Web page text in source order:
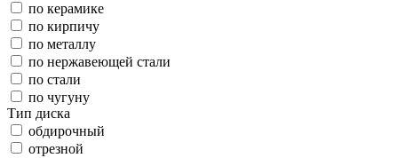
по керамике
по кирпичу
по металлу
по нержавеющей стали
по стали
по чугуну
Тип диска
обдирочный
отрезной